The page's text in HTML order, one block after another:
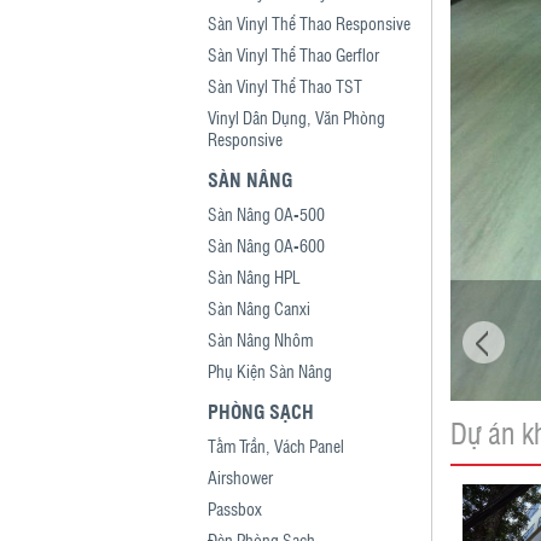
Sàn Vinyl Thể Thao Responsive
Sàn Vinyl Thể Thao Gerflor
Sàn Vinyl Thể Thao TST
Vinyl Dân Dụng, Văn Phòng
Responsive
SÀN NÂNG
Sàn Nâng OA-500
Sàn Nâng OA-600
Sàn Nâng HPL
Sàn Nâng Canxi
Sàn Nâng Nhôm
Phụ Kiện Sàn Nâng
PHÒNG SẠCH
Tấm Trần, Vách Panel
Airshower
Passbox
Dự án